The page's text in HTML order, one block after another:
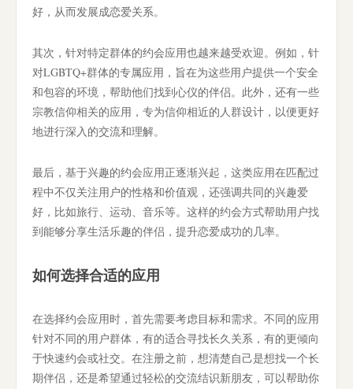
好，从而发展成恋爱关系。
其次，针对特定群体的约会应用也越来越受欢迎。例如，针
对LGBTQ+群体的专属应用，旨在为这些用户提供一个安全
和包容的环境，帮助他们找到心仪的伴侣。此外，还有一些
宗教信仰相关的应用，专为信仰相近的人群设计，以便更好
地进行深入的交流和理解。
最后，基于兴趣的约会应用正逐渐兴起，这类应用在匹配过
程中不仅关注用户的性格和价值观，还强调共同的兴趣爱
好，比如旅行、运动、音乐等。这样的约会方式帮助用户找
到能够分享生活乐趣的伴侣，提升恋爱成功的几率。
如何选择合适的应用
在选择约会应用时，首先需要考虑目标和需求。不同的应用
针对不同的用户群体，有的适合寻找长久关系，有的更倾向
于快速约会或社交。在注册之前，想清楚自己是想找一个长
期伴侣，还是希望通过轻松的交流结识新朋友，可以帮助你